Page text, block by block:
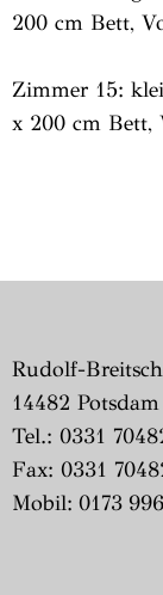
200 cm Bett,
Zimmer 15:
x 200 cm Bett,
Rudolf-
14482 Potsdam
Tel.: 0331
Fax: 0331
Mobil: 0173